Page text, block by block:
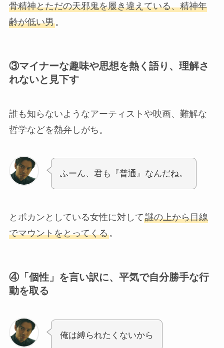
骨精神とただの天邪鬼を履き違えている、精神年
齢が低い男。
③マイナーな趣味や思想を熱く語り、理解さ
れないと見下す
誰も知らないようなアーティストや映画、難解な
哲学などを熱弁しがち。
ふーん、君も『普通』なんだね。
とポカンとしている女性に対して謎の上から目線
でマウントをとってくる。
④「個性」を言い訳に、平気で自分勝手な行
動を取る
俺は縛られたくないから